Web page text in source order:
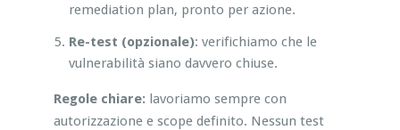
remediation plan, pronto per azione.
Re-test (opzionale): verifichiamo che le
vulnerabilità siano davvero chiuse.
Regole chiare: lavoriamo sempre con
autorizzazione e scope definito. Nessun test